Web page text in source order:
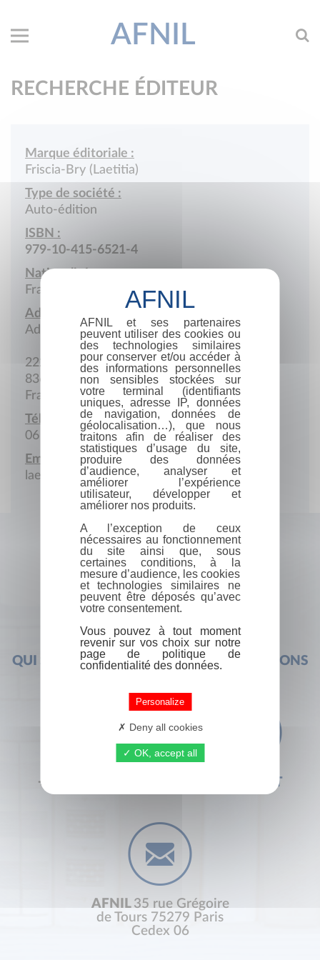
AFNIL
RECHERCHE ÉDITEUR
Marque éditoriale :
Friscia-Bry (Laetitia)
Type de société :
Auto-édition
ISBN :
979-10-415-6521-4
Nationalité :
France
Adresse :
Adresse postale
222 Rue des Tanneurs
83670 Barjols
France
Téléphone portable :
06 63 45 53 63
Email :
laetitiabry@yahoo.fr
QUI SOMMES-NOUS ? FOIRE AUX QUESTIONS
+33 (0) 1 44 41 29 19 CONTACT
AFNIL 35 rue Grégoire
de Tours 75279 Paris
Cedex 06
AFNIL et ses partenaires
peuvent utiliser des cookies ou
des technologies similaires
pour conserver et/ou accéder à
des informations personnelles
non sensibles stockées sur
votre terminal (identifiants
uniques, adresse IP, données
de navigation, données de
géolocalisation…), que nous
traitons afin de réaliser des
statistiques d’usage du site,
produire des données
d’audience, analyser et
améliorer l’expérience
utilisateur, développer et
améliorer nos produits.
A l’exception de ceux
nécessaires au fonctionnement
du site ainsi que, sous
certaines conditions, à la
mesure d’audience, les cookies
et technologies similaires ne
peuvent être déposés qu’avec
votre consentement.
Vous pouvez à tout moment
revenir sur vos choix sur notre
page de politique de
confidentialité des données.
Personalize
Deny all cookies
OK, accept all